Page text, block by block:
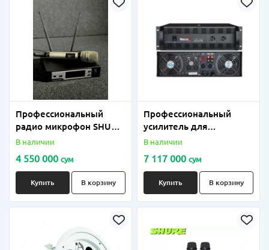
Профессиональный
радио микрофон SHURE
QLX D4
В наличии
4 550 000 сум
Купить В корзину
Профессиональный
усилитель для
концертного зала,
YAMAHAP9000S
В наличии
7 117 000 сум
Купить В корзину